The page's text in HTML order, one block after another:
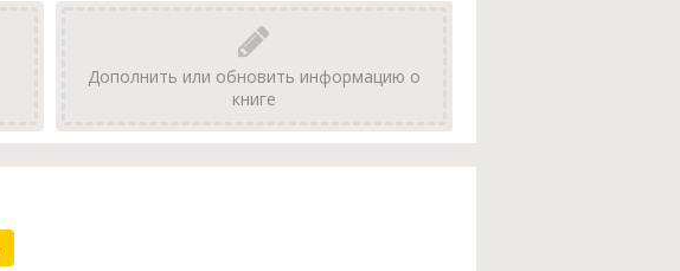
Дополнить или обновить информацию о
книге